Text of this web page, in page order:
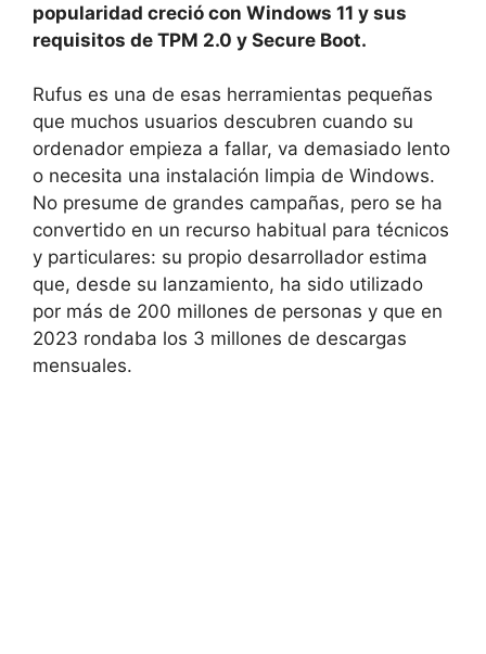
popularidad creció con Windows 11 y sus
requisitos de TPM 2.0 y Secure Boot.
Rufus es una de esas herramientas pequeñas
que muchos usuarios descubren cuando su
ordenador empieza a fallar, va demasiado lento
o necesita una instalación limpia de Windows.
No presume de grandes campañas, pero se ha
convertido en un recurso habitual para técnicos
y particulares: su propio desarrollador estima
que, desde su lanzamiento, ha sido utilizado
por más de 200 millones de personas y que en
2023 rondaba los 3 millones de descargas
mensuales.